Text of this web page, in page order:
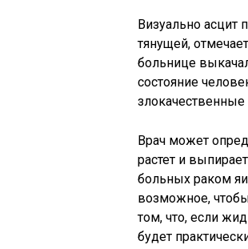
Визуально асцит
тянущей,
больнице
состояние
злокачественные
Врач может
растет и
больных раком
возможное, чтобы
том, что, если
будет